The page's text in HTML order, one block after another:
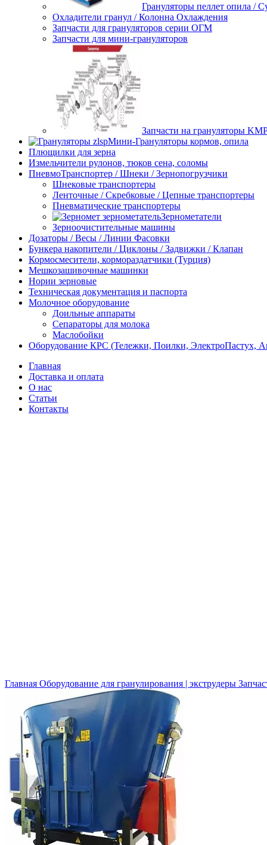
Грануляторы пеллет опила /
Охладители гранул / Колонна Охлаждения
Запчасти для грануляторов серии ОГМ
Запчасти для мини-грануляторов
Запчасти на грануляторы
Мини-Грануляторы кормов, опила
Плющилки для зерна
Измельчители рулонов, тюков сена, соломы
ПневмоТранспортер / Шнеки / Зернопогрузчики
Шнековые транспортеры
Ленточные / Скребковые / Цепные транспортеры
Пневматические транспортеры
Зернометатели
Зерноочистительные машины
Дозаторы / Весы / Линии Фасовки
Бункера накопители / Циклоны / Задвижки / Клапан
Кормосмесители, кормораздатчики (Турция)
Мешкозашивочные машинки
Нории зерновые
Техническая документация и паспорта
Молочное оборудование
Доильные аппараты
Сепараторы для молока
Маслобойки
Оборудование КРС (Тележки, Поилки, ЭлектроПастух,
Главная
Доставка и оплата
О нас
Статьи
Контакты
Главная Оборудование для гранулирования | экструдеры